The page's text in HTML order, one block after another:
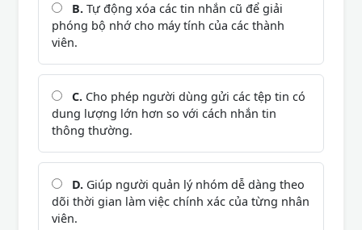
B. Tự động xóa các tin nhắn cũ để giải
phóng bộ nhớ cho máy tính của các thành
viên.
C. Cho phép người dùng gửi các tệp tin có
dung lượng lớn hơn so với cách nhắn tin
thông thường.
D. Giúp người quản lý nhóm dễ dàng theo
dõi thời gian làm việc chính xác của từng nhân
viên.